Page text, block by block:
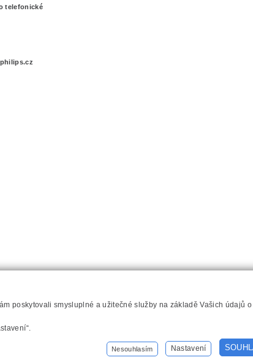
telefonické
Nastavení cookies Kontakt
poskytovali smysluplné a užitečné služby na základě Vašich údajů
Nesouhlasím Nastavení